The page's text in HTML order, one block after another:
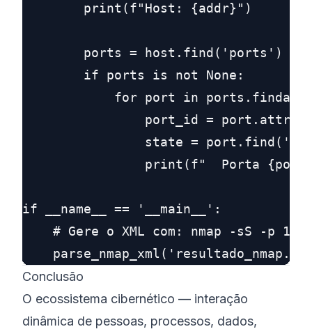
        print(f"Host: {addr}")
        ports = host.find('ports')
        if ports is not None:
for port in
port_id =
state =
print(f"  Porta
if __name__ == '__main__':
# Gere o XML com: nmap -sS -p 1-
Conclusão
O ecossistema cibernético — interação
dinâmica de pessoas, processos, dados,